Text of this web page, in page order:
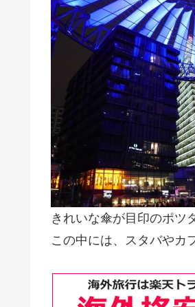
きれいな傘が目印のポツ
この中には、スタバやカ